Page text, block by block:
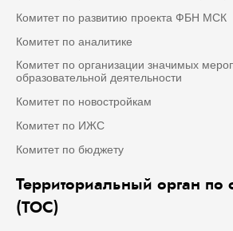
Комитет по развитию проекта ФБН МСК
Комитет по аналитике
Комитет по организации значимых
образовательной деятельности
Комитет по новостройкам
Комитет по ИЖС
Комитет по бюджету
Территориальный орган по
(ТОС)